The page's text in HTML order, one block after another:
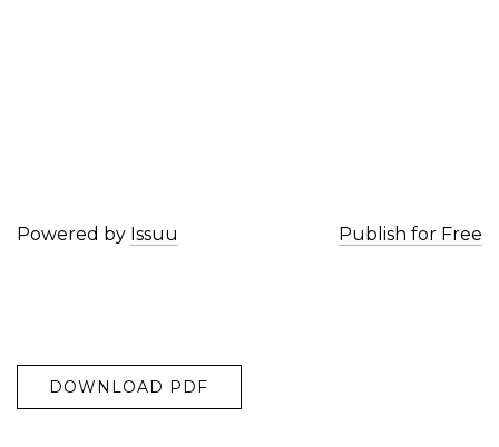
Powered by Issuu Publish for Free
DOWNLOAD PDF